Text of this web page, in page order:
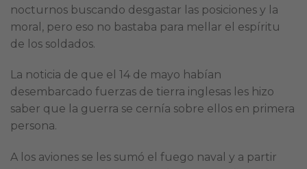
nocturnos buscando desgastar las posiciones y la
moral, pero eso no bastaba para mellar el espíritu
de los soldados.
La noticia de que el 14 de mayo habían
desembarcado fuerzas de tierra inglesas les hizo
saber que la guerra se cernía sobre ellos en primera
persona.
A los aviones se les sumó el fuego naval y a partir